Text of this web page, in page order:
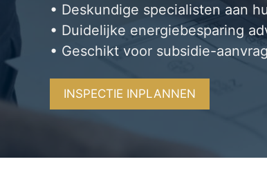
• Deskundige specialisten aan
• Duidelijke energiebesparing
• Geschikt voor subsidie-
INSPECTIE INPLANNEN